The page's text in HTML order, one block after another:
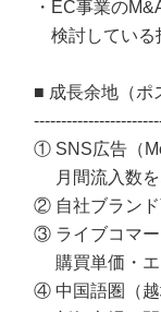
・EC事業の
検討している
■ 成長余地（ポ
① SNS広告（
月間流入数を
② 自社ブラン
③ ライブコマ
購買単価・エ
④ 中国語圏（